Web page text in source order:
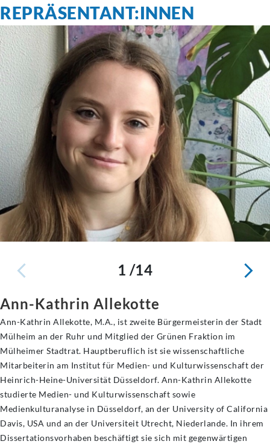
REPRÄSENTANT:INNEN
1 /14
Ann-Kathrin Allekotte
Ann-Kathrin Allekotte, M.A., ist zweite Bürgermeisterin der Stadt
Mülheim an der Ruhr und Mitglied der Grünen Fraktion im
Mülheimer Stadtrat. Hauptberuflich ist sie wissenschaftliche
Mitarbeiterin am Institut für Medien- und Kulturwissenschaft der
Heinrich-Heine-Universität Düsseldorf. Ann-Kathrin Allekotte
studierte Medien- und Kulturwissenschaft sowie
Medienkulturanalyse in Düsseldorf, an der University of California
Davis, USA und an der Universiteit Utrecht, Niederlande. In ihrem
Dissertationsvorhaben beschäftigt sie sich mit gegenwärtigen